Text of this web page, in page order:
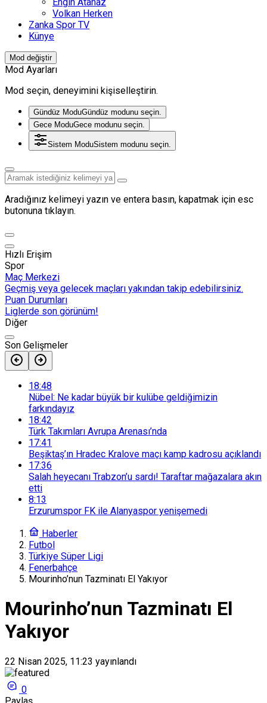
Volkan Herken
Zanka Spor TV
Künye
Mod değiştir
Mod Ayarları
Mod seçin, deneyimini kişiselleştirin.
Gündüz ModuGündüz modunu seçin.
Gece ModuGece modunu seçin.
Sistem ModuSistem modunu seçin.
Aradığınız kelimeyi yazın ve entera basın, kapatmak için esc
butonuna tıklayın.
Hızlı Erişim
Spor
Maç Merkezi
Geçmiş veya gelecek maçları yakından takip edebilirsiniz.
Puan Durumları
Liglerde son görünüm!
Diğer
Son Gelişmeler
18:48
Nübel: Ne kadar büyük bir kulübe geldiğimizin
farkındayız
18:42
Türk Takımları Avrupa Arenası’nda
17:41
Beşiktaş’ın Hradec Kralove maçı kamp kadrosu açıklandı
17:36
Salah heyecanı Trabzon’u sardı! Taraftar mağazalara akın
etti
8:13
Erzurumspor FK ile Alanyaspor yenişemedi
Haberler
Futbol
Türkiye Süper Ligi
Fenerbahçe
Mourinho’nun Tazminatı El Yakıyor
Mourinho’nun Tazminatı El
Yakıyor
22 Nisan 2025, 11:23 yayınlandı
0